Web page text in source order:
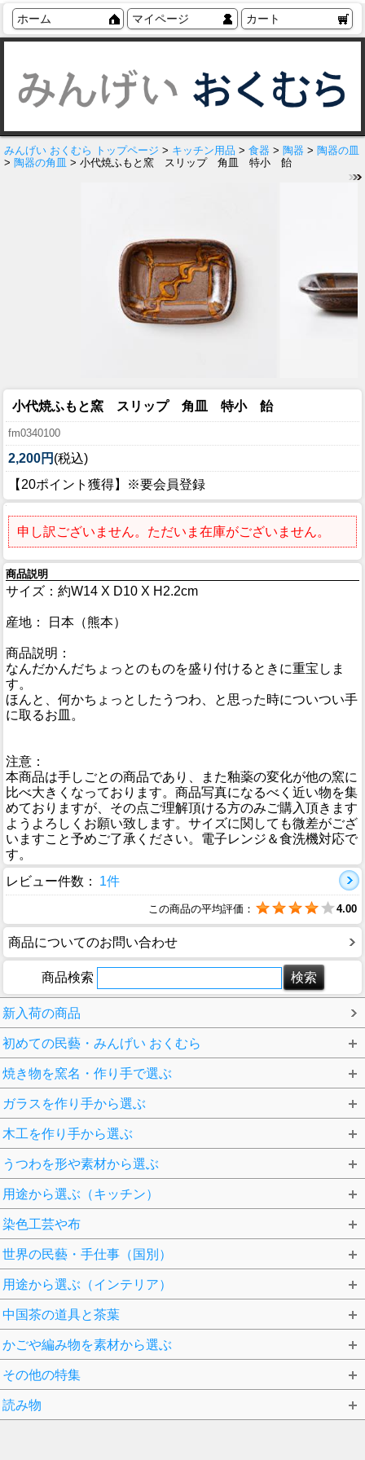
ホーム マイページ カート
みんげい おくむら トップページ > キッチン用品 > 食器 > 陶器 > 陶器の皿
> 陶器の角皿 > 小代焼ふもと窯 スリップ 角皿 特小 飴
小代焼ふもと窯 スリップ 角皿 特小 飴
fm0340100
2,200円 (税込)
【20ポイント獲得】※要会員登録
申し訳ございません。ただいま在庫がございません。
商品説明
サイズ：約W14 X D10 X H2.2cm
産地： 日本（熊本）
商品説明：
なんだかんだちょっとのものを盛り付けるときに重宝しま
す。
ほんと、何かちょっとしたうつわ、と思った時についつい手
に取るお皿。
注意：
本商品は手しごとの商品であり、また釉薬の変化が他の窯に
比べ大きくなっております。商品写真になるべく近い物を集
めておりますが、その点ご理解頂ける方のみご購入頂きます
ようよろしくお願い致します。サイズに関しても微差がござ
いますこと予めご了承ください。電子レンジ＆食洗機対応で
す。
レビュー件数：
1件
この商品の平均評価： 4.00
商品についてのお問い合わせ
商品検索
新入荷の商品
初めての民藝・みんげい おくむら
焼き物を窯名・作り手で選ぶ
ガラスを作り手から選ぶ
木工を作り手から選ぶ
うつわを形や素材から選ぶ
用途から選ぶ（キッチン）
染色工芸や布
世界の民藝・手仕事（国別）
用途から選ぶ（インテリア）
中国茶の道具と茶葉
かごや編み物を素材から選ぶ
その他の特集
読み物